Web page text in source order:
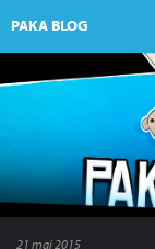
PAKA BLOG
21 mai 2015